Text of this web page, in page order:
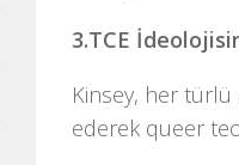
3.TCE
Kinsey, her türlü
ederek queer